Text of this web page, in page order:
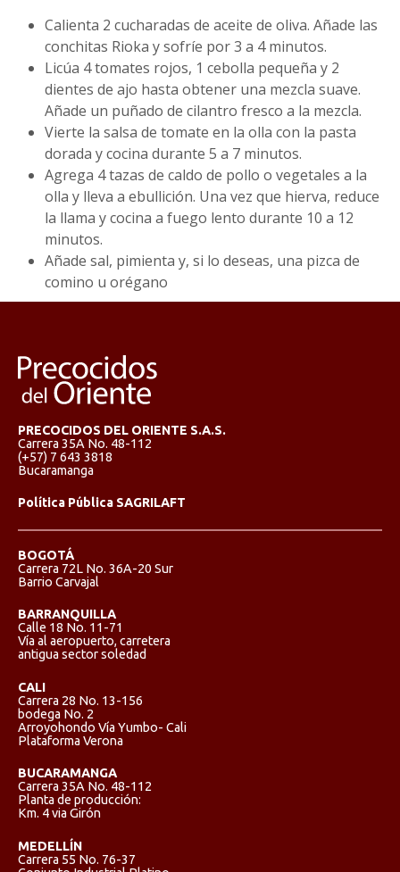
Calienta 2 cucharadas de aceite de oliva. Añade las
conchitas Rioka y sofríe por 3 a 4 minutos.
Licúa 4 tomates rojos, 1 cebolla pequeña y 2
dientes de ajo hasta obtener una mezcla suave.
Añade un puñado de cilantro fresco a la mezcla.
Vierte la salsa de tomate en la olla con la pasta
dorada y cocina durante 5 a 7 minutos.
Agrega 4 tazas de caldo de pollo o vegetales a la
olla y lleva a ebullición. Una vez que hierva, reduce
la llama y cocina a fuego lento durante 10 a 12
minutos.
Añade sal, pimienta y, si lo deseas, una pizca de
comino u orégano
PRECOCIDOS DEL ORIENTE S.A.S.
Carrera 35A No. 48-112
(+57) 7 643 3818
Bucaramanga
Política Pública SAGRILAFT
BOGOTÁ
Carrera 72L No. 36A-20 Sur
Barrio Carvajal
BARRANQUILLA
Calle 18 No. 11-71
Vía al aeropuerto, carretera
antigua sector soledad
CALI
Carrera 28 No. 13-156
bodega No. 2
Arroyohondo Vía Yumbo- Cali
Plataforma Verona
BUCARAMANGA
Carrera 35A No. 48-112
Planta de producción:
Km. 4 via Girón
MEDELLÍN
Carrera 55 No. 76-37